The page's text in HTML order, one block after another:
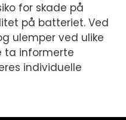
for skade på
på batteriet. Ved
ulemper ved ulike
ta informerte
individuelle